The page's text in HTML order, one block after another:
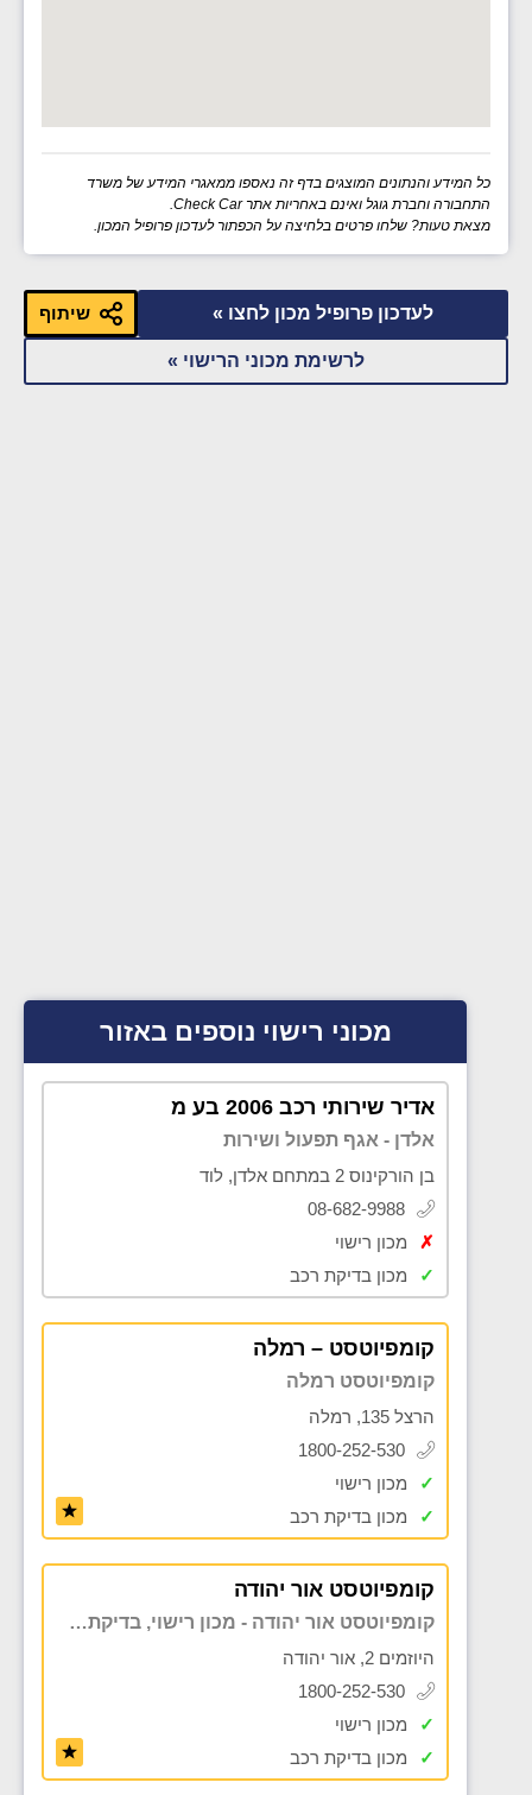
כל המידע והנתונים המוצגים בדף זה נאספו ממאגרי המידע של משרד
התחבורה וחברת גוגל ואינם באחריות אתר Check Car.
מצאת טעות? שלחו פרטים בלחיצה על הכפתור לעדכון פרופיל המכון.
לעדכון פרופיל מכון לחצו »
לרשימת מכוני הרישוי »
שיתוף
מכוני רישוי נוספים באזור
אדיר שירותי רכב 2006 בע מ
אלדן - אגף תפעול ושירות
בן הורקינוס 2 במתחם אלדן, לוד
08-682-9988
✗
מכון רישוי
✓
מכון בדיקת רכב
קומפיוטסט – רמלה
קומפיוטסט רמלה
הרצל 135, רמלה
1800-252-530
✓
מכון רישוי
✓
מכון בדיקת רכב
קומפיוטסט אור יהודה
קומפיוטסט אור יהודה - מכון רישוי, בדיקת רכב לפני קניה, כיוון פרונט , בדיקה לאחר תאונה
היוזמים 2, אור יהודה
1800-252-530
✓
מכון רישוי
✓
מכון בדיקת רכב